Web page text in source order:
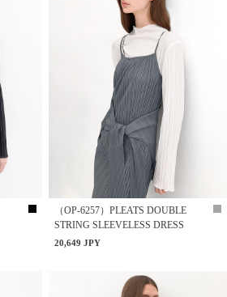
（OP-6257）PLEATS DOUBLE
STRING SLEEVELESS DRESS
20,649 JPY